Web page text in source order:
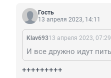
Гость
13 апреля 2023, 14:11
Klav69313 апреля 2023, 07:29
+++++++++